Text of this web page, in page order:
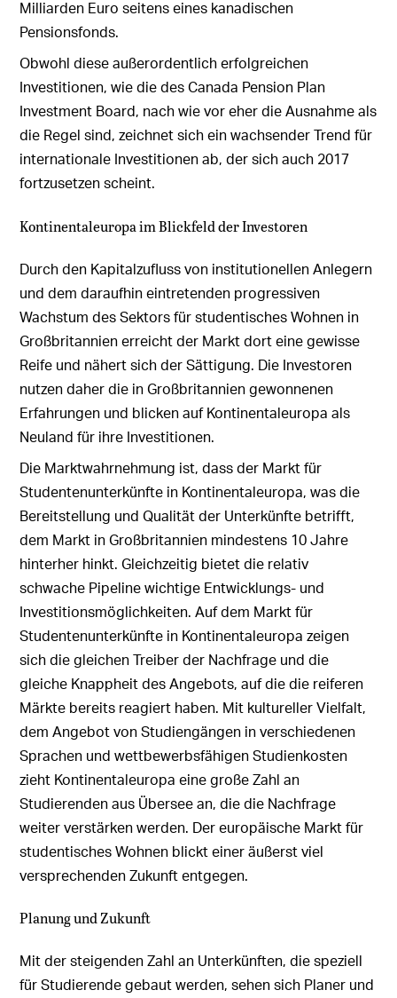
Milliarden Euro seitens eines kanadischen
Pensionsfonds.
Obwohl diese außerordentlich erfolgreichen
Investitionen, wie die des Canada Pension Plan
Investment Board, nach wie vor eher die Ausnahme als
die Regel sind, zeichnet sich ein wachsender Trend für
internationale Investitionen ab, der sich auch 2017
fortzusetzen scheint.
Kontinentaleuropa im Blickfeld der Investoren
Durch den Kapitalzufluss von institutionellen Anlegern
und dem daraufhin eintretenden progressiven
Wachstum des Sektors für studentisches Wohnen in
Großbritannien erreicht der Markt dort eine gewisse
Reife und nähert sich der Sättigung. Die Investoren
nutzen daher die in Großbritannien gewonnenen
Erfahrungen und blicken auf Kontinentaleuropa als
Neuland für ihre Investitionen.
Die Marktwahrnehmung ist, dass der Markt für
Studentenunterkünfte in Kontinentaleuropa, was die
Bereitstellung und Qualität der Unterkünfte betrifft,
dem Markt in Großbritannien mindestens 10 Jahre
hinterher hinkt. Gleichzeitig bietet die relativ
schwache Pipeline wichtige Entwicklungs- und
Investitionsmöglichkeiten. Auf dem Markt für
Studentenunterkünfte in Kontinentaleuropa zeigen
sich die gleichen Treiber der Nachfrage und die
gleiche Knappheit des Angebots, auf die die reiferen
Märkte bereits reagiert haben. Mit kultureller Vielfalt,
dem Angebot von Studiengängen in verschiedenen
Sprachen und wettbewerbsfähigen Studienkosten
zieht Kontinentaleuropa eine große Zahl an
Studierenden aus Übersee an, die die Nachfrage
weiter verstärken werden. Der europäische Markt für
studentisches Wohnen blickt einer äußerst viel
versprechenden Zukunft entgegen.
Planung und Zukunft
Mit der steigenden Zahl an Unterkünften, die speziell
für Studierende gebaut werden, sehen sich Planer und